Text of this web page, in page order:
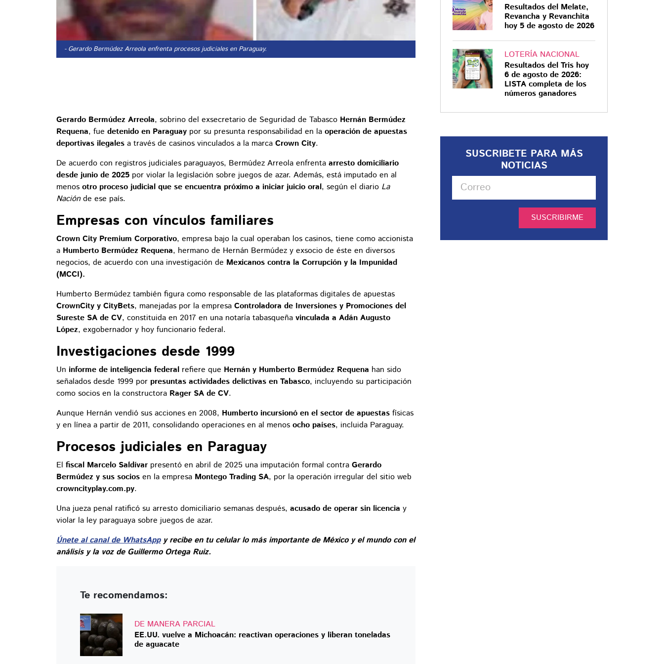
- Gerardo Bermúdez Arreola enfrenta procesos judiciales en Paraguay.
Gerardo Bermúdez Arreola, sobrino del exsecretario de Seguridad de Tabasco Hernán Bermúdez
Requena, fue detenido en Paraguay por su presunta responsabilidad en la operación de apuestas
deportivas ilegales a través de casinos vinculados a la marca Crown City.
De acuerdo con registros judiciales paraguayos, Bermúdez Arreola enfrenta arresto domiciliario
desde junio de 2025 por violar la legislación sobre juegos de azar. Además, está imputado en al
menos otro proceso judicial que se encuentra próximo a iniciar juicio oral, según el diario La
Naciónde ese país.
Empresas con vínculos familiares
Crown City Premium Corporativo, empresa bajo la cual operaban los casinos, tiene como accionista
a Humberto Bermúdez Requena, hermano de Hernán Bermúdez y exsocio de éste en diversos
negocios, de acuerdo con una investigación de Mexicanos contra la Corrupción y la Impunidad
(MCCI).
Humberto Bermúdez también figura como responsable de las plataformas digitales de apuestas
CrownCity y CityBets, manejadas por la empresa Controladora de Inversiones y Promociones del
Sureste SA de CV, constituida en 2017 en una notaría tabasqueña vinculada a Adán Augusto
López, exgobernador y hoy funcionario federal.
Investigaciones desde 1999
Un informe de inteligencia federal refiere que Hernán y Humberto Bermúdez Requena han sido
señalados desde 1999 por presuntas actividades delictivas en Tabasco, incluyendo su participación
como socios en la constructora Rager SA de CV.
Aunque Hernán vendió sus acciones en 2008, Humberto incursionó en el sector de apuestas físicas
y en línea a partir de 2011, consolidando operaciones en al menos ocho países, incluida Paraguay.
Procesos judiciales en Paraguay
El fiscal Marcelo Saldívar presentó en abril de 2025 una imputación formal contra Gerardo
Bermúdez y sus socios en la empresa Montego Trading SA, por la operación irregular del sitio web
crowncityplay.com.py.
Una jueza penal ratificó su arresto domiciliario semanas después, acusado de operar sin licencia y
violar la ley paraguaya sobre juegos de azar.
Únete al canal de WhatsAppy recibe en tu celular lo más importante de México y el mundo con el
análisis y la voz de Guillermo Ortega Ruiz.
Te recomendamos:
DE MANERA PARCIAL
EE.UU. vuelve a Michoacán: reactivan operaciones y liberan toneladas
de aguacate
Resultados del Melate,
Revancha y Revanchita
hoy 5 de agosto de 2026
LOTERÍA NACIONAL
Resultados del Tris hoy
6 de agosto de 2026:
LISTA completa de los
números ganadores
SUSCRIBETE PARA MÁS
NOTICIAS
SUSCRIBIRME